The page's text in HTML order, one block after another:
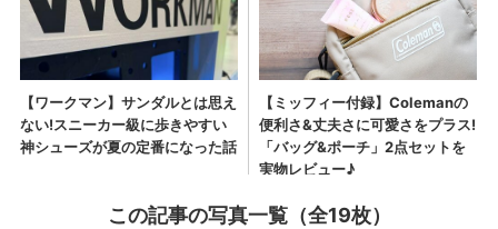
この記事の写真一覧（全19枚）